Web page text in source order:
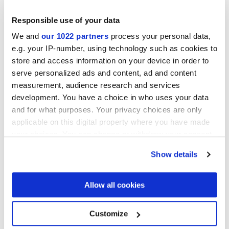
Responsible use of your data
We and our 1022 partners process your personal data,
e.g. your IP-number, using technology such as cookies to
store and access information on your device in order to
serve personalized ads and content, ad and content
measurement, audience research and services
development. You have a choice in who uses your data
and for what purposes. Your privacy choices are only
applicable on this digital property where you have made
If you allow, we would also like to:
Collect information about your geographical
location which can be accurate to within several
Identify your device by actively scanning it for
Show details
Allow all cookies
Customize
ARIALUCE CURVE AVORIO ARIALUCE CURVE
NATURALE
ARIALUCE CURVE BLU ARIALUCE CURVE VERDE